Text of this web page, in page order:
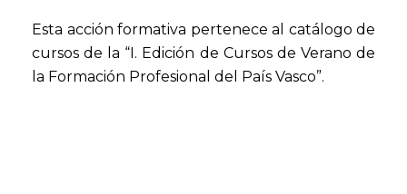
Esta acción formativa pertenece al catálogo de
cursos de la “I. Edición de Cursos de Verano de
la Formación Profesional del País Vasco”.